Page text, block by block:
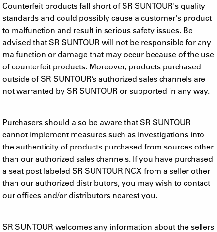
Counterfeit products fall short of SR SUNTOUR's quality
standards and could possibly cause a customer's product
to malfunction and result in serious safety issues. Be
advised that SR SUNTOUR will not be responsible for any
malfunction or damage that may occur because of the use
of counterfeit products. Moreover, products purchased
outside of SR SUNTOUR’s authorized sales channels are
not warranted by SR SUNTOUR or supported in any way.
Purchasers should also be aware that SR SUNTOUR
cannot implement measures such as investigations into
the authenticity of products purchased from sources other
than our authorized sales channels. If you have purchased
a seat post labeled SR SUNTOUR NCX from a seller other
than our authorized distributors, you may wish to contact
our offices and/or distributors nearest you.
SR SUNTOUR welcomes any information about the sellers